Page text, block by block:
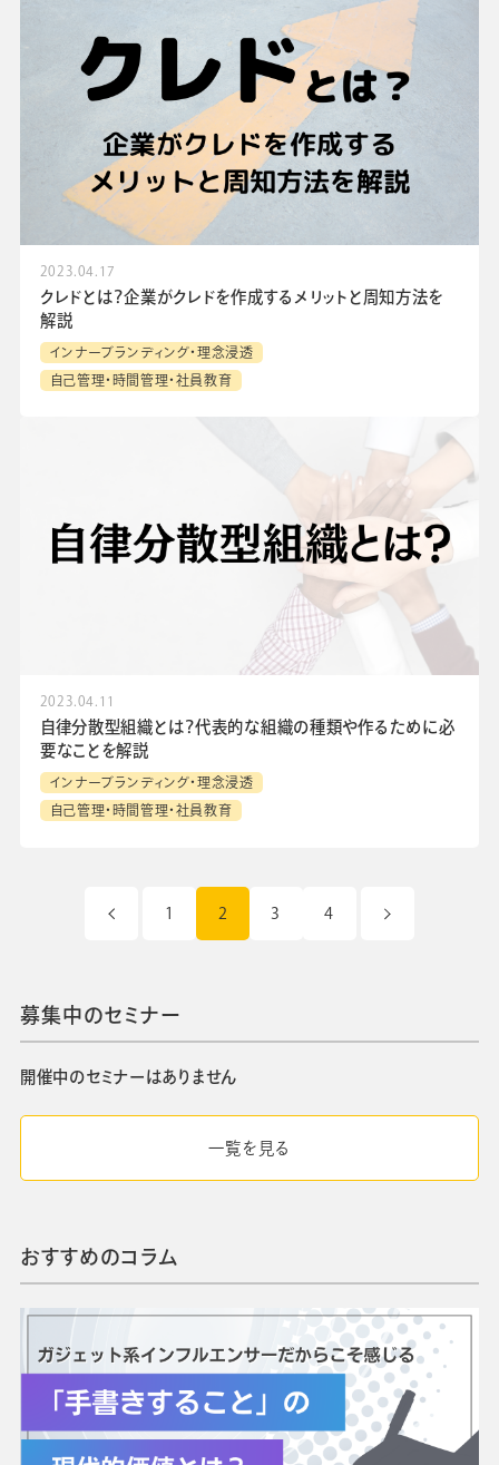
2023.04.17
クレドとは？企業がクレドを作成するメリットと周知方法を
解説
インナーブランディング・理念浸透
自己管理・時間管理・社員教育
2023.04.11
自律分散型組織とは？代表的な組織の種類や作るために必
要なことを解説
インナーブランディング・理念浸透
自己管理・時間管理・社員教育
1 2 3 4
募集中のセミナー
開催中のセミナーはありません
一覧を見る
おすすめのコラム